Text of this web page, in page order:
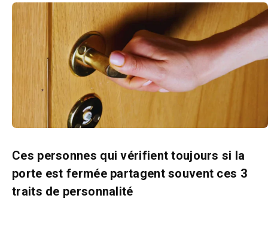
Ces personnes qui vérifient toujours si la
porte est fermée partagent souvent ces 3
traits de personnalité